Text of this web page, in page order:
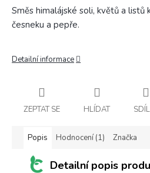
Směs himalájské soli, květů a listů
česneku a pepře.
Detailní informace
ZEPTAT SE HLÍDAT
Popis Hodnocení (1) Značka
Detailní popis